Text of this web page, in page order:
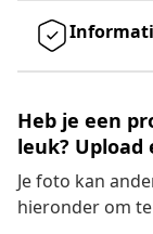
Heb je een
leuk? Upload
Je foto kan
hieronder om